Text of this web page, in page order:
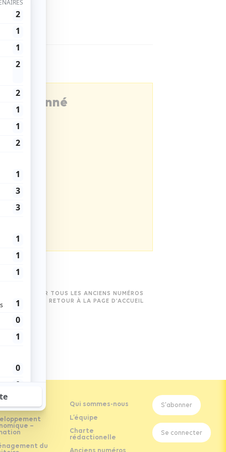
abonné
VOIR TOUS LES ANCIENS NUMÉROS
RETOUR À LA PAGE D’ACCUEIL
–
du
Qui sommes-nous
L’équipe
Charte
rédactionelle
Anciens numéros
S'abonner
Se connecter